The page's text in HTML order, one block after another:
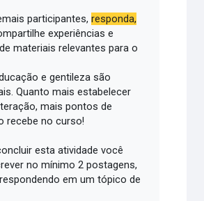
participantes,responda,
experiências e
materiais relevantes para o
e gentileza são
Quanto mais estabelecer
mais pontos de
recebe no curso!
esta atividade você
no mínimo 2 postagens,
em um tópico de